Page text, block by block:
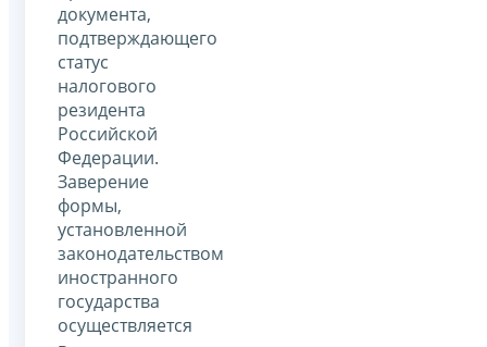
документа,
подтверждающего
статус
налогового
резидента
Российской
Федерации.
Заверение
формы,
установленной
законодательством
иностранного
государства
осуществляется